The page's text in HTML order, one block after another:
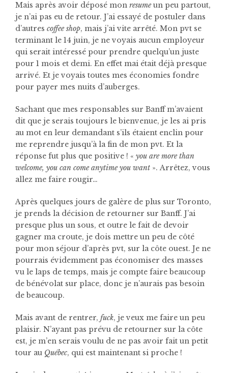
Mais après avoir déposé mon resumeun peu partout,
je n’ai pas eu de retour. J’ai essayé de postuler dans
d’autres coffee shop, mais j’ai vite arrêté. Mon pvt se
terminant le 14 juin, je ne voyais aucun employeur
qui serait intéressé pour prendre quelqu’un juste
pour 1 mois et demi. En effet mai était déjà presque
arrivé. Et je voyais toutes mes économies fondre
pour payer mes nuits d’auberges.
Sachant que mes responsables sur Banff m’avaient
dit que je serais toujours le bienvenue, je les ai pris
au mot en leur demandant s’ils étaient enclin pour
me reprendre jusqu’à la fin de mon pvt. Et la
réponse fut plus que positive ! « you are more than
welcome, you can come anytime you want ».Arrêtez, vous
allez me faire rougir…
Après quelques jours de galère de plus sur Toronto,
je prends la décision de retourner sur Banff. J’ai
presque plus un sous, et outre le fait de devoir
gagner ma croute, je dois mettre un peu de côté
pour mon séjour d’après pvt, sur la côte ouest. Je ne
pourrais évidemment pas économiser des masses
vu le laps de temps, mais je compte faire beaucoup
de bénévolat sur place, donc je n’aurais pas besoin
de beaucoup.
Mais avant de rentrer, fuck, je veux me faire un peu
plaisir. N’ayant pas prévu de retourner sur la côte
est, je m’en serais voulu de ne pas avoir fait un petit
tour au Québec, qui est maintenant si proche !